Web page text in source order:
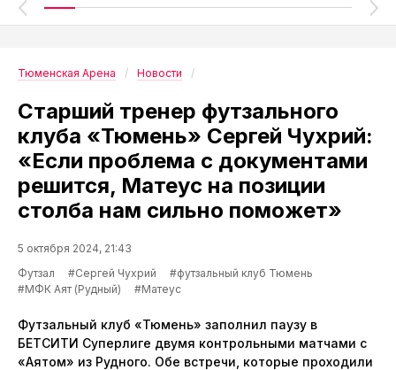
Тюменская Арена Новости
Старший тренер футзального
клуба «Тюмень» Сергей Чухрий:
«Если проблема с документами
решится, Матеус на позиции
столба нам сильно поможет»
5 октября 2024, 21:43
Футзал
#Сергей Чухрий
#футзальный клуб Тюмень
#МФК Аят (Рудный)
#Матеус
Футзальный клуб «Тюмень» заполнил паузу в
БЕТСИТИ Суперлиге двумя контрольными матчами с
«Аятом» из Рудного. Обе встречи, которые проходили